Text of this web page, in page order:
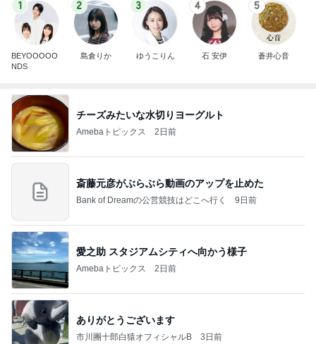
1
BEYOOOOO
NDS
2
島倉りか
3
ゆうこりん
4
石 安伊
5
蒼井心音
チーズみたいな水切りヨーグルト
Amebaトピックス 2日前
斎藤元彦がぶらぶら動画のアップを止めた
Bank of Dreamの公営競技はどこへ行く 9日前
愛之助 スタジアムシティへ向かう様子
Amebaトピックス 2日前
ありがとうございます
市川團十郎白猿オフィシャルB 3日前